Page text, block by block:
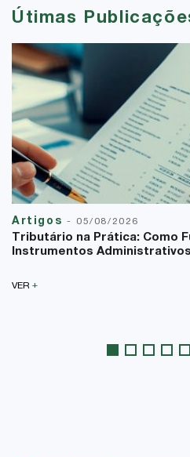
Útimas
Artigos - 05/08/2026
Tributário na Prática: Como
Instrumentos Administrativos
VER +